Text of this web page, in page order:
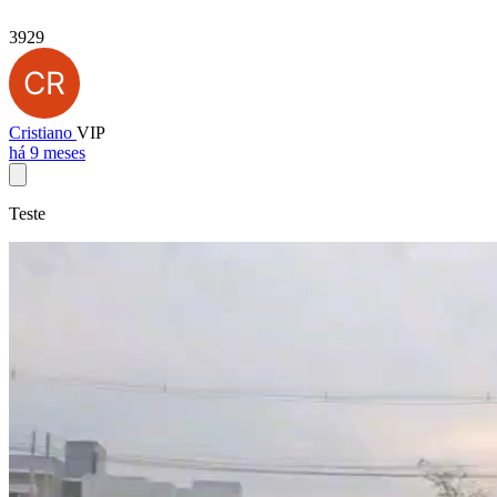
3929
Cristiano VIP
há 9 meses
Teste